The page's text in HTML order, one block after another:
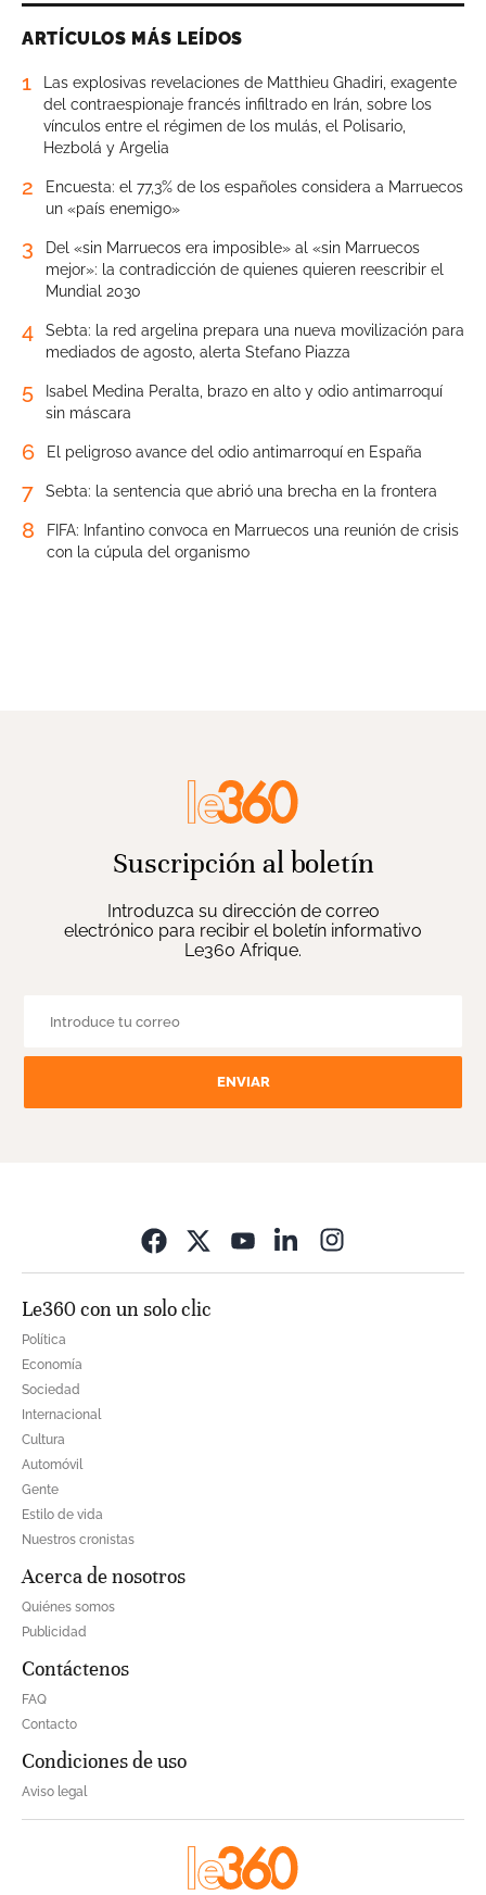
ARTÍCULOS MÁS LEÍDOS
1
Las explosivas revelaciones de Matthieu Ghadiri, exagente
del contraespionaje francés infiltrado en Irán, sobre los
vínculos entre el régimen de los mulás, el Polisario,
Hezbolá y Argelia
2
Encuesta: el 77,3% de los españoles considera a Marruecos
un «país enemigo»
3
Del «sin Marruecos era imposible» al «sin Marruecos
mejor»: la contradicción de quienes quieren reescribir el
Mundial 2030
4
Sebta: la red argelina prepara una nueva movilización para
mediados de agosto, alerta Stefano Piazza
5
Isabel Medina Peralta, brazo en alto y odio antimarroquí
sin máscara
6 El peligroso avance del odio antimarroquí en España
7 Sebta: la sentencia que abrió una brecha en la frontera
8
FIFA: Infantino convoca en Marruecos una reunión de crisis
con la cúpula del organismo
Suscripción al boletín
Introduzca su dirección de correo
electrónico para recibir el boletín informativo
Le360 Afrique.
ENVIAR
Le360 con un solo clic
Política
Economía
Sociedad
Internacional
Cultura
Automóvil
Gente
Estilo de vida
Nuestros cronistas
Acerca de nosotros
Quiénes somos
Publicidad
Contáctenos
FAQ
Contacto
Condiciones de uso
Aviso legal